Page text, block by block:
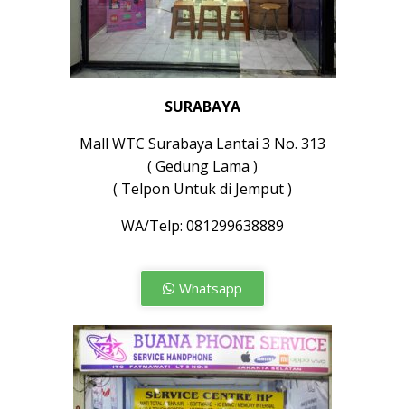
SURABAYA
Mall WTC Surabaya Lantai 3 No. 313
( Gedung Lama )
( Telpon Untuk di Jemput )
WA/Telp: 081299638889
Whatsapp